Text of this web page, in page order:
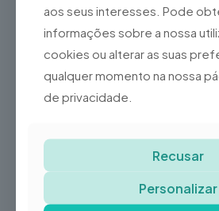
Partilhar
aos seus interesses. Pode
informações sobre a nossa
cookies ou alterar as suas
qualquer momento na nossa
de privacidade.
Recusar
Personalizar